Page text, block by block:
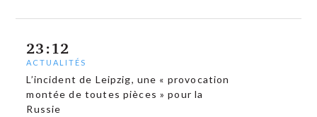
23:12
ACTUALITÉS
L’incident de Leipzig, une « provocation
montée de toutes pièces » pour la
Russie